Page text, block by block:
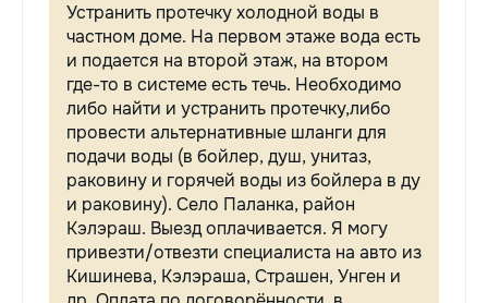
Устранить протечку холодной воды в
частном доме. На первом этаже вода есть
и подается на второй этаж, на втором
где-то в системе есть течь. Необходимо
либо найти и устранить протечку,либо
провести альтернативные шланги для
подачи воды (в бойлер, душ, унитаз,
раковину и горячей воды из бойлера в ду
и раковину). Село Паланка, район
Кэлэраш. Выезд оплачивается. Я могу
привезти/отвезти специалиста на авто из
Кишинева, Кэлэраша, Страшен, Унген и